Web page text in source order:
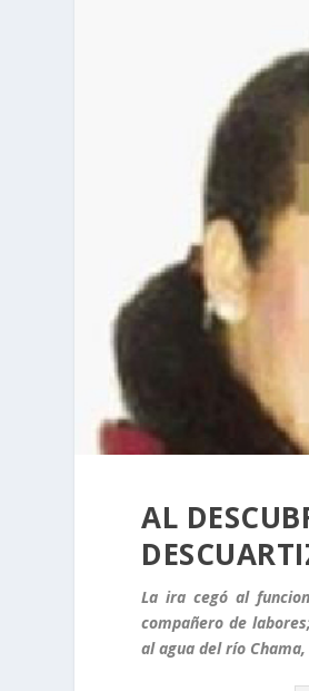
AL
La ira cegó al
compañero de
al agua del río